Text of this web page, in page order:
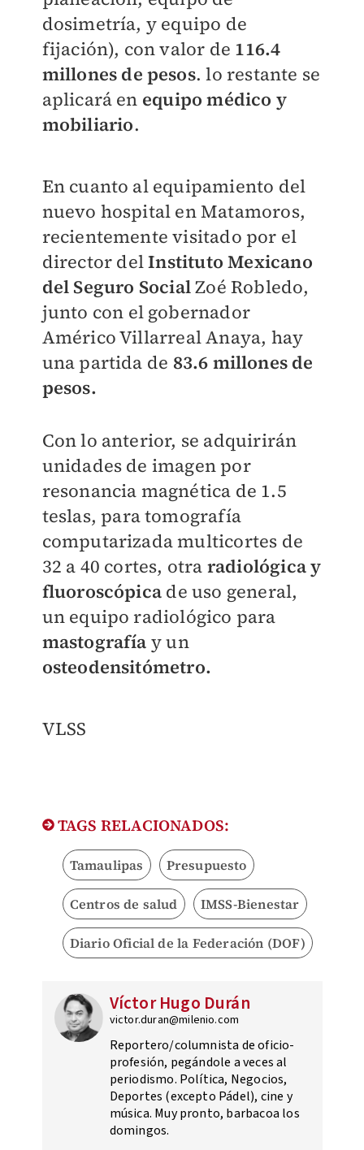
dosimetría, y equipo de
fijación), con valor de 116.4
millones de pesos. lo restante se
aplicará en equipo médico y
mobiliario.
En cuanto al equipamiento del
nuevo hospital en Matamoros,
recientemente visitado por el
director delInstituto Mexicano
del Seguro SocialZoé Robledo,
junto con el gobernador
Américo Villarreal Anaya, hay
una partida de 83.6 millones de
pesos.
Con lo anterior, se adquirirán
unidades de imagen por
resonancia magnética de 1.5
teslas, para tomografía
computarizada multicortes de
32 a 40 cortes, otra radiológica y
fluoroscópica de uso general,
un equipo radiológico para
mastografía y un
osteodensitómetro.
VLSS
TAGS RELACIONADOS:
Tamaulipas Presupuesto
Centros de salud IMSS-Bienestar
Diario Oficial de la Federación (DOF)
Víctor Hugo Durán
victor.duran@milenio.com
Reportero/columnista de oficio-
profesión, pegándole a veces al
periodismo. Política, Negocios,
Deportes (excepto Pádel), cine y
música. Muy pronto, barbacoa los
domingos.